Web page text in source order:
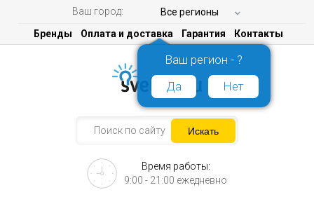
Ваш город: Все регионы
Ваш регион - ?
Да
Нет
Бренды Оплата и доставка Гарантия Контакты
Время работы:
9:00 - 21:00 ежедневно